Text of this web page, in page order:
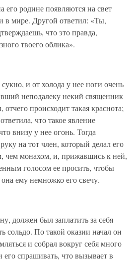
его родине появляются на свет
в мире. Другой ответил: «Ты,
что это правда,
твоего облика».
и от холода у нее ноги очень
неподалеку некий священник
происходит такая краснота;
что такое явление
внизу у нее огонь. Тогда
на тот член, который делал его
чем монахом, и, прижавшись к ней,
голосом ее просить, чтобы
ему немножко его свечу.
должен был заплатить за себя
сольдо. По такой оказии начал он
и собрал вокруг себя много
его спрашивать, что вызывает в